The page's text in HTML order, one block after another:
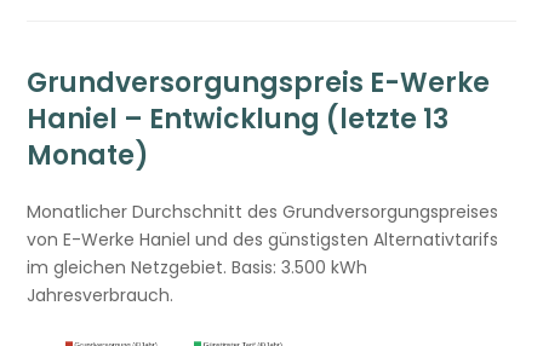
Grundversorgungspreis E-Werke
Haniel – Entwicklung (letzte 13
Monate)
Monatlicher Durchschnitt des Grundversorgungspreises
von E-Werke Haniel und des günstigsten Alternativtarifs
im gleichen Netzgebiet. Basis: 3.500 kWh
Jahresverbrauch.